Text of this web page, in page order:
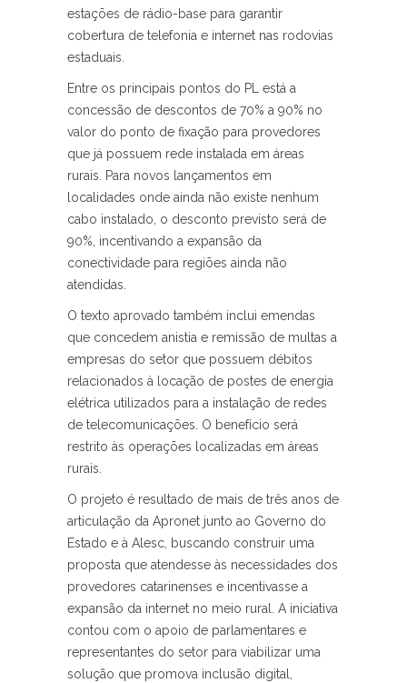
estações de rádio-base para garantir
cobertura de telefonia e internet nas rodovias
estaduais.
Entre os principais pontos do PL está a
concessão de descontos de 70% a 90% no
valor do ponto de fixação para provedores
que já possuem rede instalada em áreas
rurais. Para novos lançamentos em
localidades onde ainda não existe nenhum
cabo instalado, o desconto previsto será de
90%, incentivando a expansão da
conectividade para regiões ainda não
atendidas.
O texto aprovado também inclui emendas
que concedem anistia e remissão de multas a
empresas do setor que possuem débitos
relacionados à locação de postes de energia
elétrica utilizados para a instalação de redes
de telecomunicações. O benefício será
restrito às operações localizadas em áreas
rurais.
O projeto é resultado de mais de três anos de
articulação da Apronet junto ao Governo do
Estado e à Alesc, buscando construir uma
proposta que atendesse às necessidades dos
provedores catarinenses e incentivasse a
expansão da internet no meio rural. A iniciativa
contou com o apoio de parlamentares e
representantes do setor para viabilizar uma
solução que promova inclusão digital,